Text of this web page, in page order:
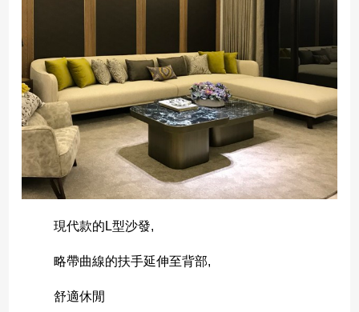
現代款的L型沙發,
略帶曲線的扶手延伸至背部,
舒適休閒